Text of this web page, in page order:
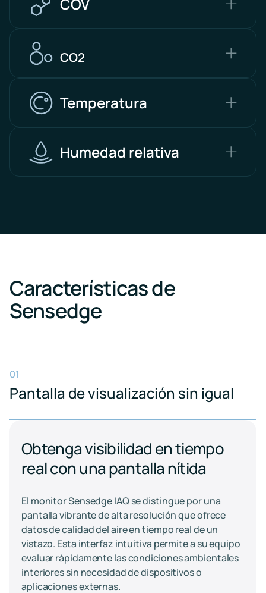
CO2
Temperatura
Humedad relativa
Características de
Sensedge
01
Pantalla de visualización sin igual
Obtenga visibilidad en tiempo
real con una pantalla nítida
El monitor Sensedge IAQ se distingue por una
pantalla vibrante de alta resolución que ofrece
datos de calidad del aire en tiempo real de un
vistazo. Esta interfaz intuitiva permite a su equipo
evaluar rápidamente las condiciones ambientales
interiores sin necesidad de dispositivos o
aplicaciones externas.